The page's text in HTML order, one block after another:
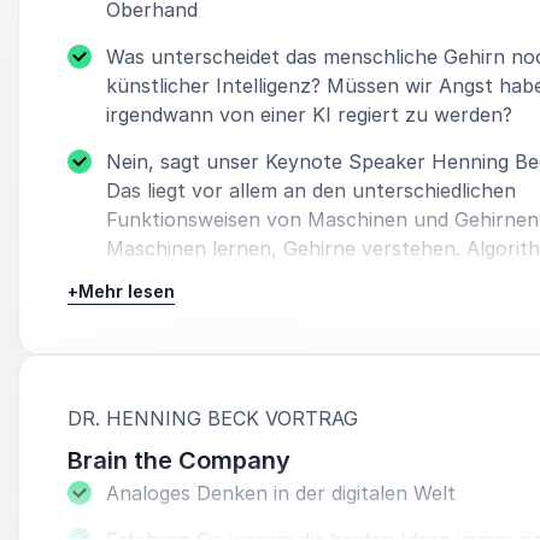
Oberhand
Was unterscheidet das menschliche Gehirn
künstlicher Intelligenz? Müssen wir Angst
irgendwann von einer KI regiert zu werden?
Nein, sagt unser Keynote Speaker Henning
Das liegt vor allem an den unterschiedlichen
Funktionsweisen von Maschinen und
Maschinen lernen, Gehirne verstehen.
schaffen.
Freuen Sie sich also auf einen Vortrag indem
besten Ideen zu entwickeln und die Grenzen
der Maschine immer voraus haben wird und in
Bereichen die Maschine effizienter ist.
+Mehr lesen
DR. HENNING BECK VORTRAG
Brain the Company
Analoges Denken in der digitalen Welt